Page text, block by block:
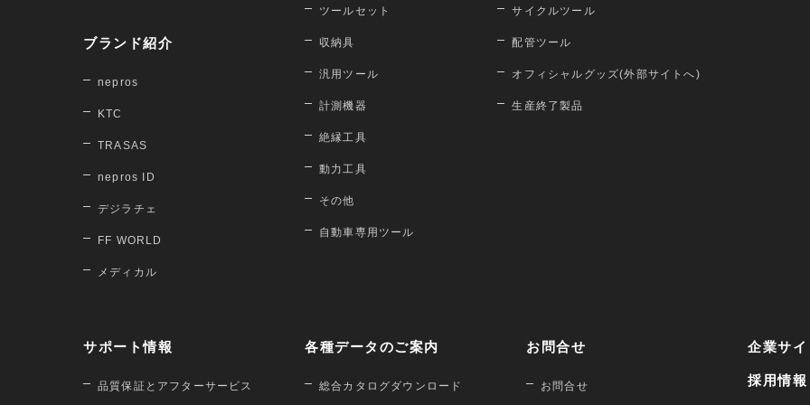
ブランド紹介
nepros
KTC
TRASAS
nepros ID
デジラチェ
FF WORLD
メディカル
ツールセット
収納具
汎用ツール
計測機器
絶縁工具
動力工具
その他
自動車専用ツール
サイクルツール
配管ツール
オフィシャルグッズ(外部サイトへ)
生産終了製品
サポート情報
品質保証とアフターサービス
各種データのご案内
総合カタログダウンロード
お問合せ
お問合せ
企業サイ
採用情報